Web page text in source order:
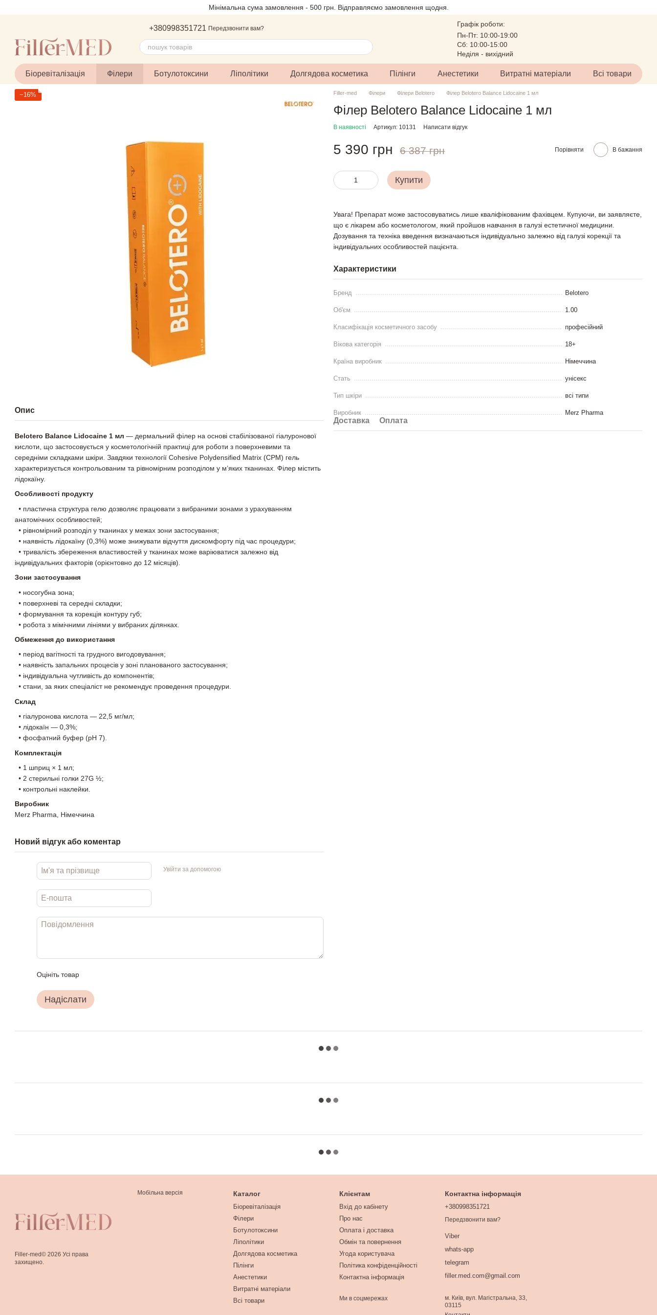
Мінімальна сума замовлення - 500 грн. Відправляємо замовлення щодня.
+380998351721 Передзвонити вам?
Графік роботи:
Пн-Пт: 10:00-19:00
Сб: 10:00-15:00
Неділя - вихідний
Біоревіталізація Філери Ботулотоксини Ліполітики Долгядова косметика Пілінги Анестетики Витратні матеріали Всі товари
−16%
Опис
Belotero Balance Lidocaine 1 мл — дермальний філер на основі стабілізованої гіалуронової
кислоти, що застосовується у косметологічній практиці для роботи з поверхневими та
середніми складками шкіри. Завдяки технології Cohesive Polydensified Matrix (CPM) гель
характеризується контрольованим та рівномірним розподілом у м’яких тканинах. Філер містить
лідокаїну.
Особливості продукту
• пластична структура гелю дозволяє працювати з вибраними зонами з урахуванням
анатомічних особливостей;
• рівномірний розподіл у тканинах у межах зони застосування;
• наявність лідокаїну (0,3%) може знижувати відчуття дискомфорту під час процедури;
• тривалість збереження властивостей у тканинах може варіюватися залежно від
індивідуальних факторів (орієнтовно до 12 місяців).
Зони застосування
• носогубна зона;
• поверхневі та середні складки;
• формування та корекція контуру губ;
• робота з мімічними лініями у вибраних ділянках.
Обмеження до використання
• період вагітності та грудного вигодовування;
• наявність запальних процесів у зоні планованого застосування;
• індивідуальна чутливість до компонентів;
• стани, за яких спеціаліст не рекомендує проведення процедури.
Склад
• гіалуронова кислота — 22,5 мг/мл;
• лідокаїн — 0,3%;
• фосфатний буфер (pH 7).
Комплектація
• 1 шприц × 1 мл;
• 2 стерильні голки 27G ½;
• контрольні наклейки.
Виробник
Merz Pharma, Німеччина
Новий відгук або коментар
Увійти за допомогою
Оцініть товар
Надіслати
Filler-med Філери Філери Belotero Філер Belotero Balance Lidocaine 1 мл
Філер Belotero Balance Lidocaine 1 мл
В наявності Артикул: 10131 Написати відгук
5 390 грн 6 387 грн Порівняти В бажання
Купити
Увага! Препарат може застосовуватись лише кваліфікованим фахівцем. Купуючи, ви заявляєте,
що є лікарем або косметологом, який пройшов навчання в галузі естетичної медицини.
Дозування та техніка введення визначаються індивідуально залежно від галузі корекції та
індивідуальних особливостей пацієнта.
Характеристики
Бренд Belotero
Об'єм 1.00
Класифікація косметичного засобу професійний
Вікова категорія 18+
Країна виробник Німеччина
Стать унісекс
Тип шкіри всі типи
Виробник Merz Pharma
Доставка Оплата
Filler-med© 2026 Усі права
захищено.
Мобільна версія Каталог
Біоревіталізація
Філери
Ботулотоксини
Ліполітики
Долгядова косметика
Пілінги
Анестетики
Витратні матеріали
Всі товари
Клієнтам
Вхід до кабінету
Про нас
Оплата і доставка
Обмін та повернення
Угода користувача
Політика конфіденційності
Контактна інформація
Ми в соцмережах
Контактна інформація
+380998351721
Передзвонити вам?
Viber
whats-app
telegram
filler.med.com@gmail.com
м. Київ, вул. Магістральна, 33,
03115